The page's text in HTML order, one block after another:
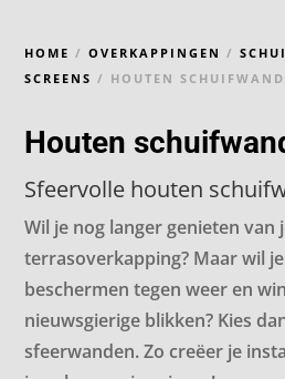
HOME /OVERKAPPINGEN /
SCREENS / HOUTEN
Houten
Sfeervolle houten
Wil je nog langer genieten van
terrasoverkapping? Maar wil
beschermen tegen weer en
nieuwsgierige blikken? Kies
sfeerwanden. Zo creëer je